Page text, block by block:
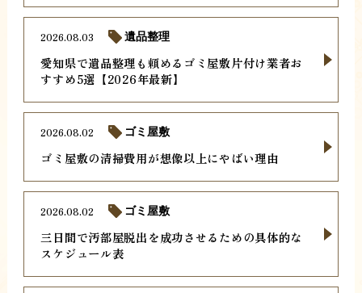
愛知県で遺品整理も頼めるゴミ屋敷片付け業者お
すすめ5選【2026年最新】
2026.08.03 遺品整理
ゴミ屋敷の清掃費用が想像以上にやばい理由
2026.08.02 ゴミ屋敷
三日間で汚部屋脱出を成功させるための具体的な
スケジュール表
2026.08.02 ゴミ屋敷